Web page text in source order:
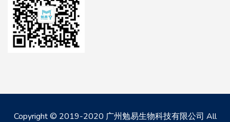
Copyright © 2019-2020 广州勉易生物科技有限公司 All